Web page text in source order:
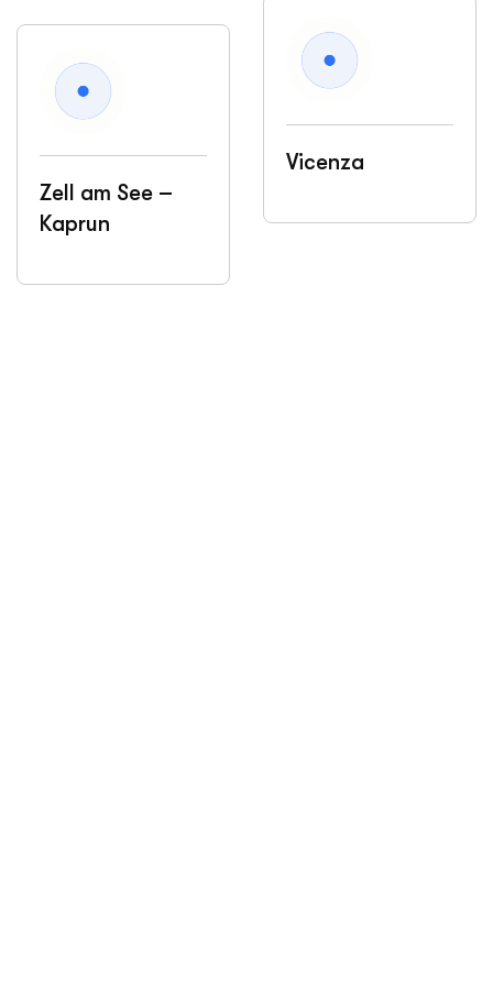
Vicenza
Zell am See –
Kaprun